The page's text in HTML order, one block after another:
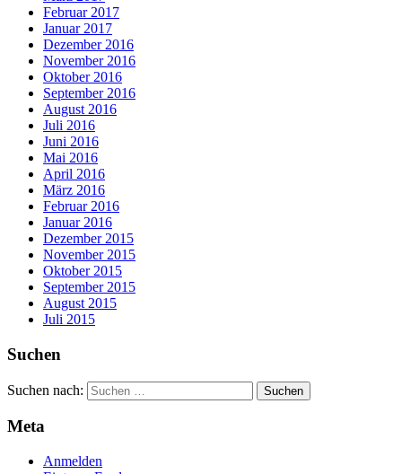
Februar 2017
Januar 2017
Dezember 2016
November 2016
Oktober 2016
September 2016
August 2016
Juli 2016
Juni 2016
Mai 2016
April 2016
März 2016
Februar 2016
Januar 2016
Dezember 2015
November 2015
Oktober 2015
September 2015
August 2015
Juli 2015
Suchen
Suchen nach:
Meta
Anmelden